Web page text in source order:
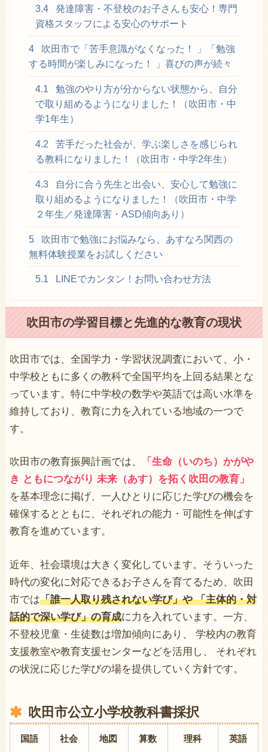
3.4
発達障害・不登校のお子さんも安心！専門
資格スタッフによる安心のサポート
4
吹田市で「苦手意識がなくなった！ 」「勉強
する時間が楽しみになった！ 」喜びの声が続々
4.1
勉強のやり方が分からない状態から、自分
で取り組めるようになりました！（吹田市・中
学1年生）
4.2
苦手だった社会が、学ぶ楽しさを感じられ
る教科になりました！（吹田市・中学2年生）
4.3
自分に合う先生と出会い、安心して勉強に
取り組めるようになりました！（吹田市・中学
２年生／発達障害・ASD傾向あり）
5
吹田市で勉強にお悩みなら、あすなろ関西の
無料体験授業をお試しください
5.1 LINEでカンタン！お問い合わせ方法
吹田市の学習目標と先進的な教育の現状
吹田市では、全国学力・学習状況調査において、小・
中学校ともに多くの教科で全国平均を上回る結果とな
っています。特に中学校の数学や英語では高い水準を
維持しており、教育に力を入れている地域の一つで
す。
吹田市の教育振興計画では、
「生命（いのち）かがや
き ともにつながり 未来（あす）を拓く吹田の教育」
を基本理念に掲げ、一人ひとりに応じた学びの機会を
確保するとともに、それぞれの能力・可能性を伸ばす
教育を進めています。
近年、社会環境は大きく変化しています。そういった
時代の変化に対応できるお子さんを育てるため、吹田
市では「誰一人取り残されない学び」や 「主体的・対
話的で深い学び」の育成に力を入れています。一方、
不登校児童・生徒数は増加傾向にあり、 学校内の教育
支援教室や教育支援センターなどを活用し、 それぞれ
の状況に応じた学びの場を提供していく方針です。
吹田市公立小学校教科書採択
国語 社会 地図 算数 理科 英語